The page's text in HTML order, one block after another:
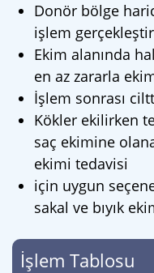
Donör bölge
işlem
Ekim alanında
en az zararla
İşlem sonrası
Kökler ekilirken
saç ekimine
ekimi tedavisi
için uygun
sakal ve bıyık
İşlem Tablosu